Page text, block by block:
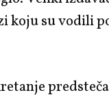
koju su vodili